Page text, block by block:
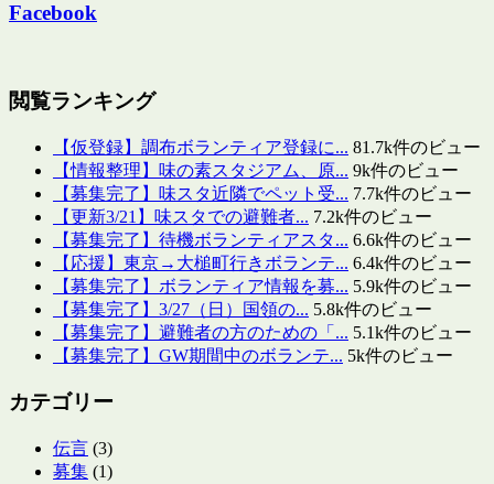
Facebook
閲覧ランキング
【仮登録】調布ボランティア登録に... 81.7k件のビュー
【情報整理】味の素スタジアム、原... 9k件のビュー
【募集完了】味スタ近隣でペット受... 7.7k件のビュー
【更新3/21】味スタでの避難者... 7.2k件のビュー
【募集完了】待機ボランティアスタ... 6.6k件のビュー
【応援】東京→大槌町行きボランテ... 6.4k件のビュー
【募集完了】ボランティア情報を募... 5.9k件のビュー
【募集完了】3/27（日）国領の... 5.8k件のビュー
【募集完了】避難者の方のための「... 5.1k件のビュー
【募集完了】GW期間中のボランテ... 5k件のビュー
カテゴリー
伝言 (3)
募集 (1)